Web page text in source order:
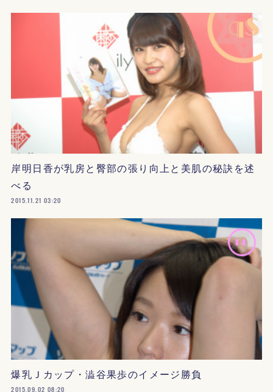
岸明日香が乳房と臀部の張り向上と美肌の秘訣を述
べる
2015.11.21 03:20
爆乳Ｊカップ・澁谷果歩のイメージ勝負
2015.09.02 08:20